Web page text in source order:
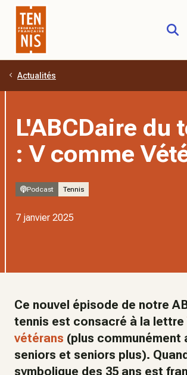
Aller au contenu principal
Actualités
L'ABCDaire du
: V comme
Podcast Tennis
7 janvier 2025
Ce nouvel épisode de notre
tennis est consacré à la lettre
vétérans (plus communément
seniors et seniors plus).
symbolique des 35 ans est